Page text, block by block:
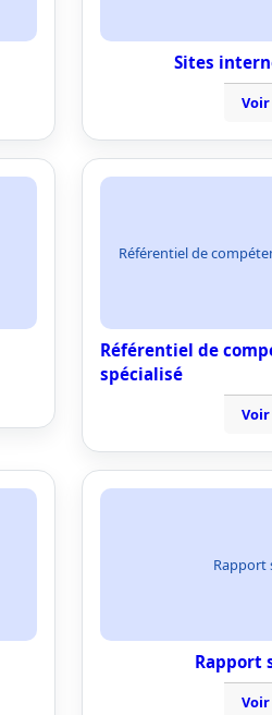
Sites
Référentiel de
Référentiel de
spécialisé
Rapport
Rapport